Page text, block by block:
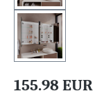
155.98 EUR